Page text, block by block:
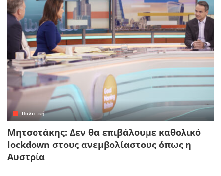
Πολιτική
Μητσοτάκης: Δεν θα επιβάλουμε καθολικό
lockdown στους ανεμβολίαστους όπως η
Αυστρία